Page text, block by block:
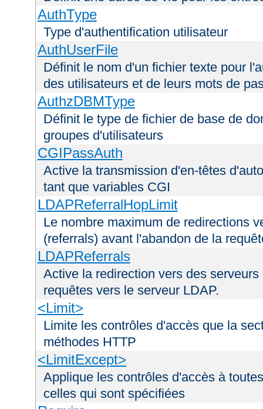
AuthType
Type d'authentification utilisateur
AuthUserFile
Définit le nom d'un fichier texte pour
des utilisateurs et de leurs mots de
AuthzDBMType
Définit le type de fichier de base de
groupes d'utilisateurs
CGIPassAuth
Active la transmission d'en-têtes
tant que variables CGI
LDAPReferralHopLimit
Le nombre maximum de redirections
(referrals) avant l'abandon de la
LDAPReferrals
Active la redirection vers des
requêtes vers le serveur LDAP.
<Limit>
Limite les contrôles d'accès que la
méthodes HTTP
<LimitExcept>
Applique les contrôles d'accès à
celles qui sont spécifiées